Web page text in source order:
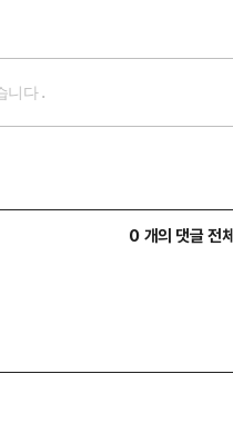
0 개의 댓글 전